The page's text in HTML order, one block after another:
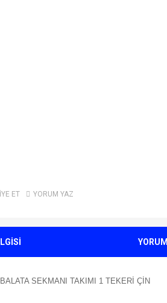
ET YORUM YAZ
SEKMANI TAKIMI 1 TEKERİ ÇİN